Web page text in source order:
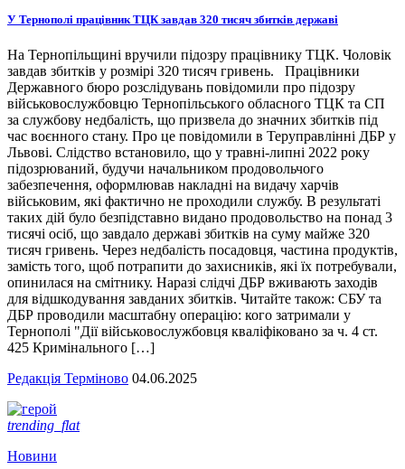
У Тернополі працівник ТЦК завдав 320 тисяч збитків державі
На Тернопільщині вручили підозру працівнику ТЦК. Чоловік
завдав збитків у розмірі 320 тисяч гривень. Працівники
Державного бюро розслідувань повідомили про підозру
військовослужбовцю Тернопільського обласного ТЦК та СП
за службову недбалість, що призвела до значних збитків під
час воєнного стану. Про це повідомили в Теруправлінні ДБР у
Львові. Слідство встановило, що у травні-липні 2022 року
підозрюваний, будучи начальником продовольчого
забезпечення, оформлював накладні на видачу харчів
військовим, які фактично не проходили службу. В результаті
таких дій було безпідставно видано продовольство на понад 3
тисячі осіб, що завдало державі збитків на суму майже 320
тисяч гривень. Через недбалість посадовця, частина продуктів,
замість того, щоб потрапити до захисників, які їх потребували,
опинилася на смітнику. Наразі слідчі ДБР вживають заходів
для відшкодування завданих збитків. Читайте також: СБУ та
ДБР проводили масштабну операцію: кого затримали у
Тернополі "Дії військовослужбовця кваліфіковано за ч. 4 ст.
425 Кримінального […]
Редакція Терміново 04.06.2025
trending_flat
Новини